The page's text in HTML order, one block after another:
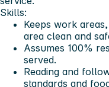
Skills:
Keeps work
area clean and
Assumes 100%
served.
Reading and
standards and